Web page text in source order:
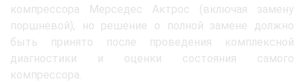
компрессора Мерседес Актрос (включая замену
поршневой), но решение о полной замене должно
быть принято после проведения комплексной
диагностики и оценки состояния самого
компрессора.